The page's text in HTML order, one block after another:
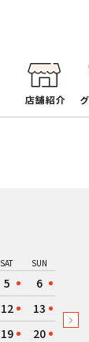
SAT SUN
5
6
12
13
19
20